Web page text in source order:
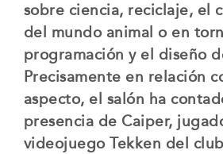
sobre ciencia, reciclaje, el
del mundo animal o en
programación y el diseño
Precisamente en relación
aspecto, el salón ha
presencia de Caiper,
videojuego Tekken del